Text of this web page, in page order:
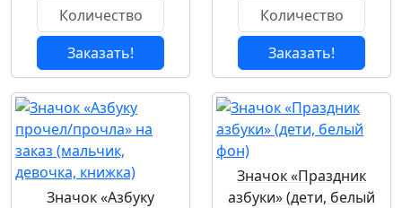
Заказать! Заказать!
Значок «Азбуку
Значок «Праздник
азбуки» (дети, белый